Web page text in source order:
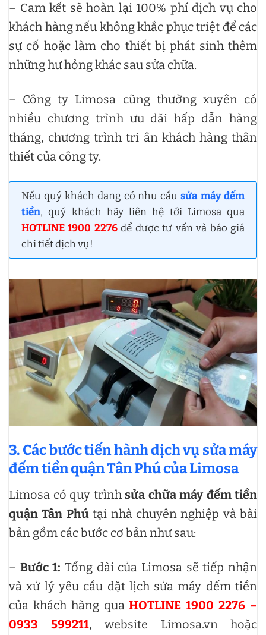
– Cam kết sẽ hoàn lại 100% phí dịch vụ cho
khách hàng nếu không khắc phục triệt để các
sự cố hoặc làm cho thiết bị phát sinh thêm
những hư hỏng khác sau sửa chữa.
– Công ty Limosa cũng thường xuyên có
nhiều chương trình ưu đãi hấp dẫn hàng
tháng, chương trình tri ân khách hàng thân
thiết của công ty.
Nếu quý khách đang có nhu cầusửa máy đếm
tiền, quý khách hãy liên hệ tới Limosa qua
HOTLINE 1900 2276để được tư vấn và báo giá
chi tiết dịch vụ!
3. Các bước tiến hành dịch vụ sửa máy
đếm tiền quận Tân Phú của Limosa
Limosa có quy trình sửa chữa máy đếm tiền
quận Tân Phútại nhà chuyên nghiệp và bài
bản gồm các bước cơ bản như sau:
– Bước 1: Tổng đài của Limosa sẽ tiếp nhận
và xử lý yêu cầu đặt lịch sửa máy đếm tiền
của khách hàng quaHOTLINE 1900 2276 –
0933 599211, website Limosa.vn hoặc